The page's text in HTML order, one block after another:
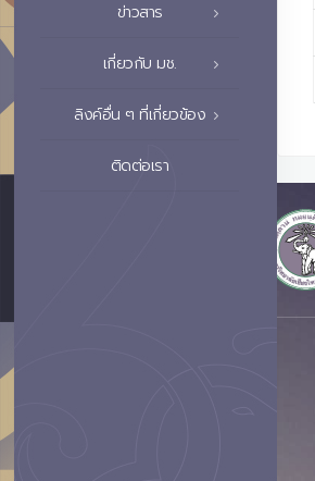
ข่าวสาร
เกี่ยวกับ มช.
ลิงค์อื่น ๆ ที่เกี่ยวข้อง
ติดต่อเรา